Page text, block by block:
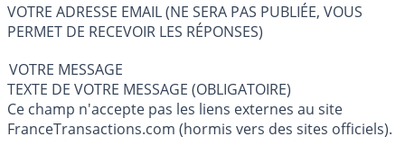
VOTRE ADRESSE EMAIL (NE SERA PAS PUBLIÉE, VOUS
PERMET DE RECEVOIR LES RÉPONSES)
VOTRE MESSAGE
TEXTE DE VOTRE MESSAGE (OBLIGATOIRE)
Ce champ n'accepte pas les liens externes au site
FranceTransactions.com (hormis vers des sites officiels).